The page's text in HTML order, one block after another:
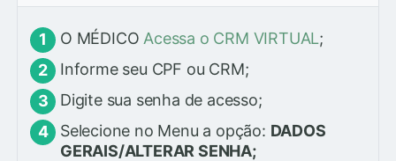
O MÉDICO Acessa o CRM VIRTUAL;
Informe seu CPF ou CRM;
Digite sua senha de acesso;
Selecione no Menu a opção: DADOS
GERAIS/ALTERAR SENHA;